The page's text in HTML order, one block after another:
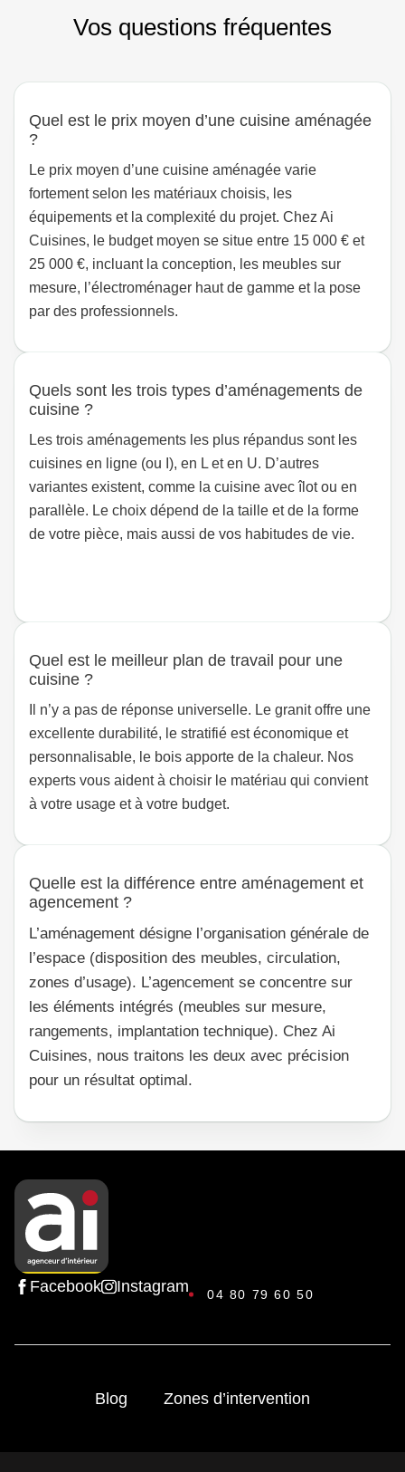
Vos questions fréquentes
Quel est le prix moyen d’une cuisine aménagée
?
Le prix moyen d’une cuisine aménagée varie
fortement selon les matériaux choisis, les
équipements et la complexité du projet. Chez Ai
Cuisines, le budget moyen se situe entre 15 000 € et
25 000 €, incluant la conception, les meubles sur
mesure, l’électroménager haut de gamme et la pose
par des professionnels.
Quels sont les trois types d’aménagements de
cuisine ?
Les trois aménagements les plus répandus sont les
cuisines en ligne (ou I), en L et en U. D’autres
variantes existent, comme la cuisine avec îlot ou en
parallèle. Le choix dépend de la taille et de la forme
de votre pièce, mais aussi de vos habitudes de vie.
Quel est le meilleur plan de travail pour une
cuisine ?
Il n’y a pas de réponse universelle. Le granit offre une
excellente durabilité, le stratifié est économique et
personnalisable, le bois apporte de la chaleur. Nos
experts vous aident à choisir le matériau qui convient
à votre usage et à votre budget.
Quelle est la différence entre aménagement et
agencement ?
L’aménagement désigne l’organisation générale de
l’espace (disposition des meubles, circulation,
zones d’usage). L’agencement se concentre sur
les éléments intégrés (meubles sur mesure,
rangements, implantation technique). Chez Ai
Cuisines, nous traitons les deux avec précision
pour un résultat optimal.
Facebook Instagram 04 80 79 60 50
Blog Zones d’intervention